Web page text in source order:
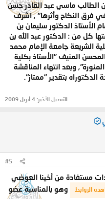
الطالب ماسي عبد القادر حسن
فرق النكاح وأثرها" , اشرف
الأستاذ الدكتور سليمان بن
كل من : الدكتور عبد الله بن
الشريعة جامعة الإمام محمد
المنيف "الأستاذ بكلية
وبعد انتهاء المناقشة
الدكتوراه بتقدير "ممتاز".
التعديل الأخير: 4 أبريل 2009
#5
مستفادة من أخينا العوضي
الروابط وهو بالمناسبة عضو